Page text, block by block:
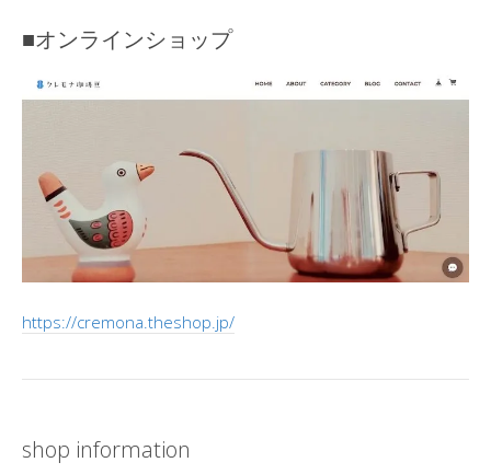
■オンラインショップ
https://cremona.theshop.jp/
shop information